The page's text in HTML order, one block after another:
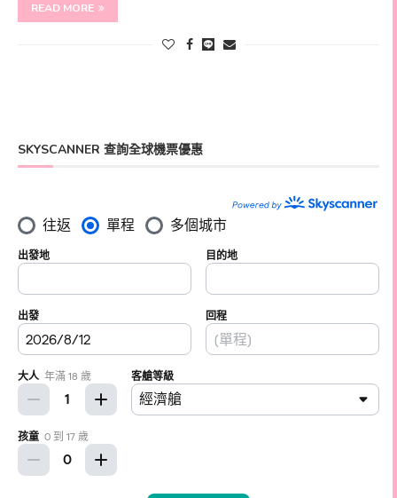
READ MORE
SKYSCANNER 查詢全球機票優惠